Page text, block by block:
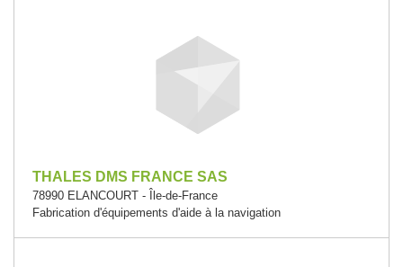
THALES DMS FRANCE SAS
78990 ELANCOURT - Île-de-France
Fabrication d'équipements d'aide à la navigation